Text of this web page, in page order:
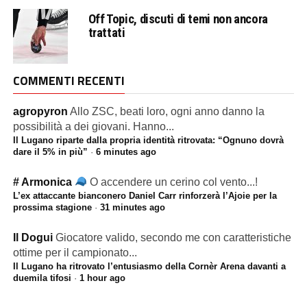
Off Topic, discuti di temi non ancora
trattati
COMMENTI RECENTI
agropyron Allo ZSC, beati loro, ogni anno danno la
possibilità a dei giovani. Hanno...
Il Lugano riparte dalla propria identità ritrovata: “Ognuno dovrà
dare il 5% in più” · 6 minutes ago
# Armonica O accendere un cerino col vento...!
L’ex attaccante bianconero Daniel Carr rinforzerà l’Ajoie per la
prossima stagione· 31 minutes ago
Il Dogui Giocatore valido, secondo me con caratteristiche
ottime per il campionato...
Il Lugano ha ritrovato l’entusiasmo della Cornèr Arena davanti a
duemila tifosi · 1 hour ago